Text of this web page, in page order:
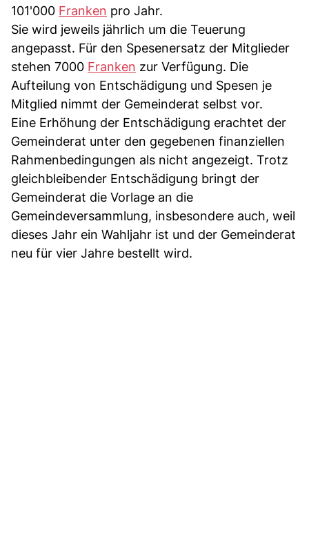
101'000 Franken pro Jahr.
Sie wird jeweils jährlich um die Teuerung
angepasst. Für den Spesenersatz der Mitglieder
stehen 7000 Franken zur Verfügung. Die
Aufteilung von Entschädigung und Spesen je
Mitglied nimmt der Gemeinderat selbst vor.
Eine Erhöhung der Entschädigung erachtet der
Gemeinderat unter den gegebenen finanziellen
Rahmenbedingungen als nicht angezeigt. Trotz
gleichbleibender Entschädigung bringt der
Gemeinderat die Vorlage an die
Gemeindeversammlung, insbesondere auch, weil
dieses Jahr ein Wahljahr ist und der Gemeinderat
neu für vier Jahre bestellt wird.